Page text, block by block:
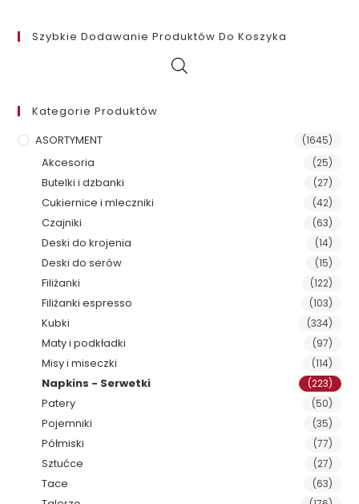
Szybkie Dodawanie Produktów Do Koszyka
Kategorie Produktów
ASORTYMENT
(1645)
Akcesoria (25)
Butelki i dzbanki (27)
Cukiernice i mleczniki (42)
Czajniki (63)
Deski do krojenia (14)
Deski do serów (15)
Filiżanki (122)
Filiżanki espresso (103)
Kubki (334)
Maty i podkładki (97)
Misy i miseczki (114)
Napkins - Serwetki (223)
Patery (50)
Pojemniki (35)
Półmiski (77)
Sztućce (27)
Tace (63)